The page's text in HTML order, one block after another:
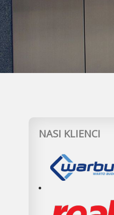
NASI KLIENCI